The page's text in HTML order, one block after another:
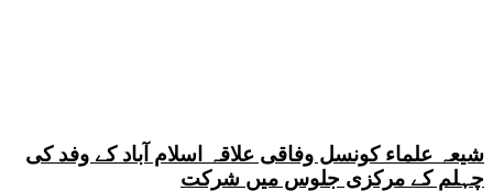
شیعہ علماء کونسل وفاقی علاقہ اسلام آباد کے وفد کی
چہلم کے مرکزی جلوس میں شرکت